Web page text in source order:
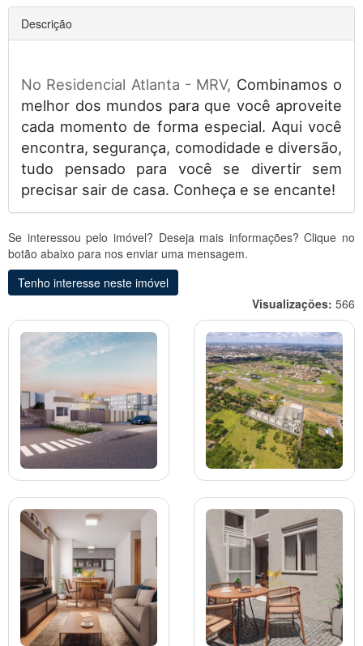
Descrição
No Residencial Atlanta - MRV, Combinamos o
melhor dos mundos para que você aproveite
cada momento de forma especial. Aqui você
encontra, segurança, comodidade e diversão,
tudo pensado para você se divertir sem
precisar sair de casa. Conheça e se encante!
Se interessou pelo imóvel? Deseja mais informações? Clique no
botão abaixo para nos enviar uma mensagem.
Tenho interesse neste imóvel
Visualizações: 566